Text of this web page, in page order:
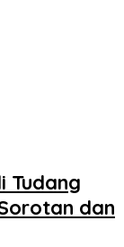
Tudang
dan